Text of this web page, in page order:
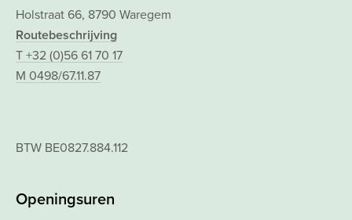
Holstraat 66, 8790 Waregem
Routebeschrijving
T +32 (0)56 61 70 17
M 0498/67.11.87
BTW BE0827.884.112
Openingsuren